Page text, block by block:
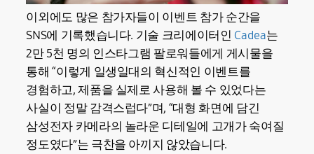
이외에도 많은 참가자들이 이벤트 참가 순간을
SNS에 기록했습니다. 기술 크리에이터인 Cadea는
2만 5천 명의 인스타그램 팔로워들에게 게시물을
통해 “이렇게 일생일대의 혁신적인 이벤트를
경험하고, 제품을 실제로 사용해 볼 수 있었다는
사실이 정말 감격스럽다”며, “대형 화면에 담긴
삼성전자 카메라의 놀라운 디테일에 고개가 숙여질
정도였다”는 극찬을 아끼지 않았습니다.